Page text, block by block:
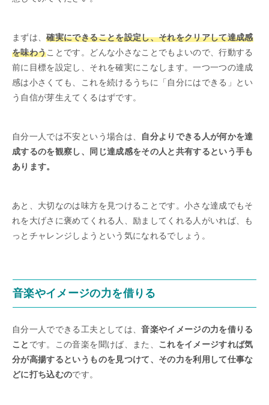
まずは、確実にできることを設定し、それをクリアして達成感
を味わうことです。どんな小さなことでもよいので、行動する
前に目標を設定し、それを確実にこなします。一つ一つの達成
感は小さくても、これを続けるうちに「自分にはできる」とい
う自信が芽生えてくるはずです。
自分一人では不安という場合は、
自分よりできる人が何かを達
成するのを観察し、同じ達成感をその人と共有するという手も
あります。
あと、大切なのは味方を見つけることです。小さな達成でもそ
れを大げさに褒めてくれる人、励ましてくれる人がいれば、も
っとチャレンジしようという気になれるでしょう。
音楽やイメージの力を借りる
自分一人でできる工夫としては、音楽やイメージの力を借りる
こと です。この音楽を聞けば、また、 これをイメージすれば気
分が高揚するというものを見つけて、その力を利用して仕事な
どに打ち込むのです。